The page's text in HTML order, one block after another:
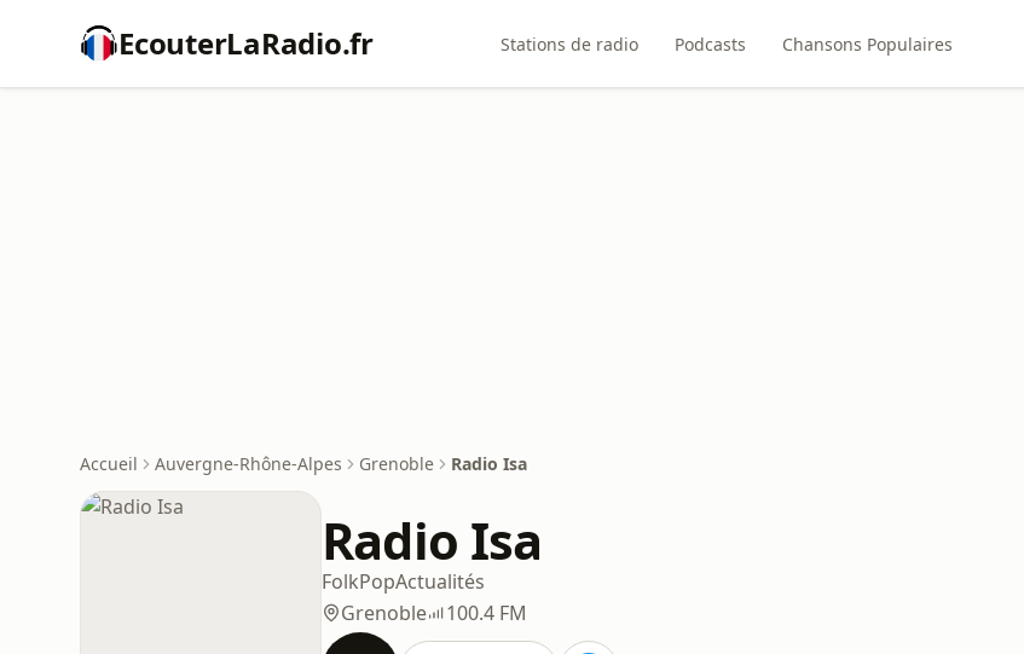
EcouterLaRadio.fr Stations de radio Podcasts Chansons Populaires
Accueil Auvergne-Rhône-Alpes Grenoble Radio Isa
Radio Isa
FolkPopActualités
Grenoble
100.4 FM